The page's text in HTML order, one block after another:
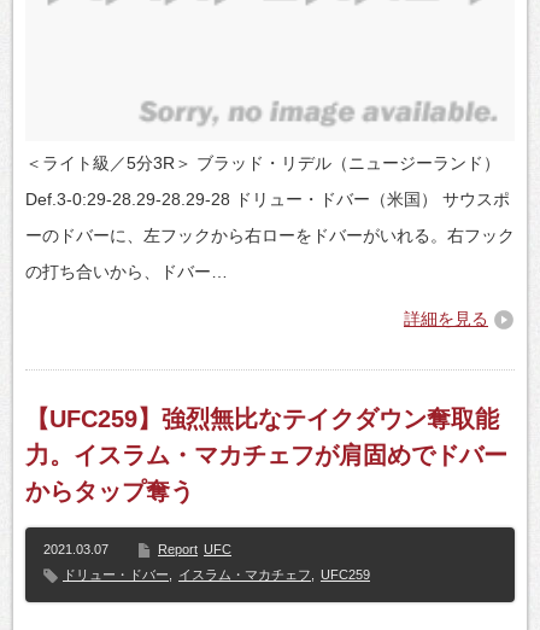
＜ライト級／5分3R＞ ブラッド・リデル（ニュージーランド）
Def.3-0:29-28.29-28.29-28 ドリュー・ドバー（米国） サウスポ
ーのドバーに、左フックから右ローをドバーがいれる。右フック
の打ち合いから、ドバー…
詳細を見る
【UFC259】強烈無比なテイクダウン奪取能
力。イスラム・マカチェフが肩固めでドバー
からタップ奪う
2021.03.07 Report UFC
ドリュー・ドバー
イスラム・マカチェフ UFC259